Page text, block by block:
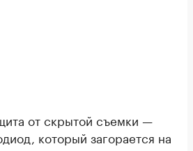
от скрытой съемки —
который загорается на